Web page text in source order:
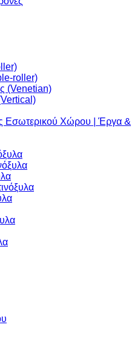
roller)
(Venetian)
Εσωτερικού Χώρου | Έργα &